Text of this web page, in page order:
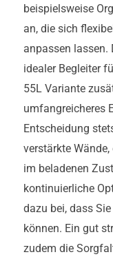
beispielsweise
an, die sich
anpassen lassen.
idealer Begleiter
55L Variante
umfangreicheres
Entscheidung
verstärkte
im beladenen
kontinuierliche
dazu bei, dass
können. Ein gut
zudem die